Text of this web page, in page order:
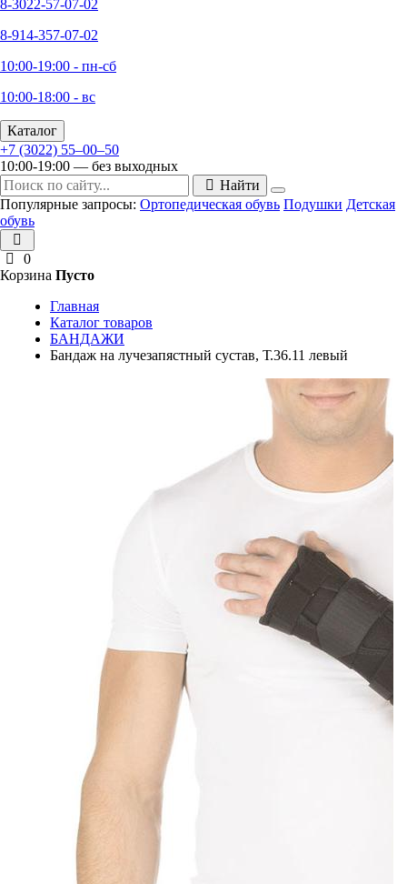
8-3022-57-07-02
8-914-357-07-02
10:00-19:00 - пн-сб
10:00-18:00 - вс
Каталог
+7 (3022) 55‒00‒50
10:00-19:00 — без выходных
Найти
Популярные запросы: Ортопедическая обувь Подушки Детская
обувь
0
Корзина Пусто
Главная
Каталог товаров
БАНДАЖИ
Бандаж на лучезапястный сустав, Т.36.11 левый